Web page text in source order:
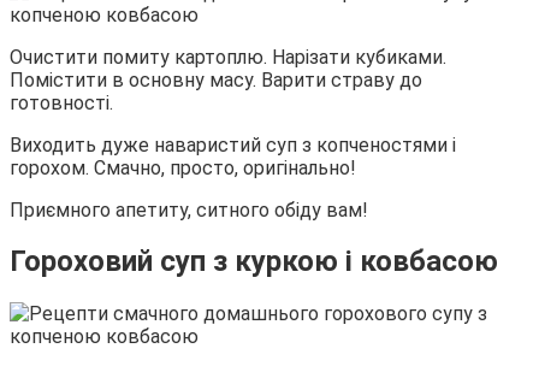
Очистити помиту картоплю. Нарізати кубиками.
Помістити в основну масу. Варити страву до
готовності.
Виходить дуже наваристий суп з копченостями і
горохом. Смачно, просто, оригінально!
Приємного апетиту, ситного обіду вам!
Гороховий суп з куркою і ковбасою